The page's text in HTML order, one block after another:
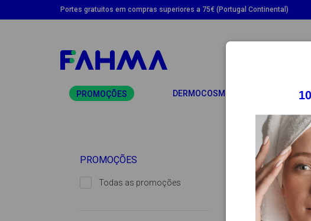
Portes gratuitos em compras superiores a 75€ (Portugal Continental)
PROMOÇÕES DERMOCOSMÉTICA TOGGLE
PROMOÇÕES
Todas as promoções